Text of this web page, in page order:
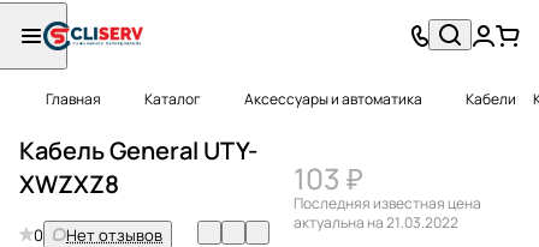
Главная Каталог Аксессуары и автоматика Кабели
Кабель General UTY-
XWZXZ8
0
Нет отзывов
103 ₽
Последняя известная цена
актуальна на 21.03.2022